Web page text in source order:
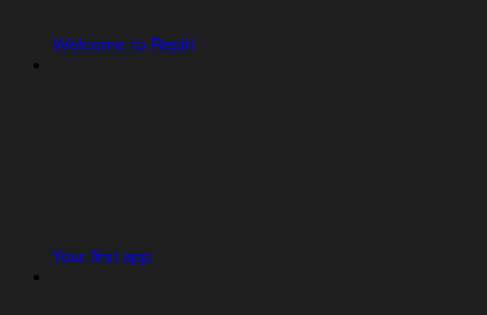
Welcome to Replit
Your first app